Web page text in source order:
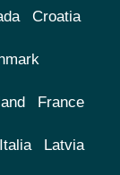
Croatia
France
Italia Latvia